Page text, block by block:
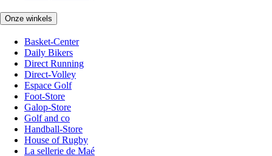
Onze winkels
Basket-Center
Daily Bikers
Direct Running
Direct-Volley
Espace Golf
Foot-Store
Galop-Store
Golf and co
Handball-Store
House of Rugby
La sellerie de Maé